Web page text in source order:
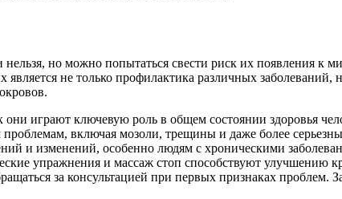
но можно попытаться свести риск их появления к
не только профилактика различных заболеваний,
они играют ключевую роль в общем состоянии здоровья
включая мозоли, трещины и даже более
и изменений, особенно людям с хроническими
упражнения и массаж стоп способствуют улучшению
за консультацией при первых признаках проблем.